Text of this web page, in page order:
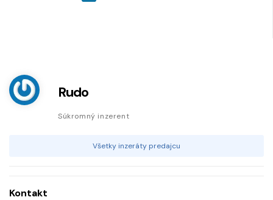
Rudo
Súkromný inzerent
Všetky inzeráty predajcu
Kontakt